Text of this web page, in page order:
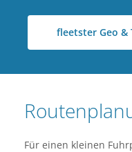
fleetster Geo &
Für einen kleinen